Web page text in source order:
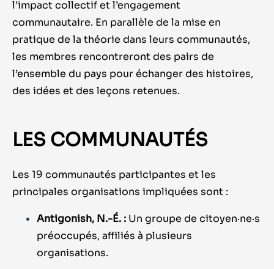
l’impact collectif et l’engagement
communautaire. En parallèle de la mise en
pratique de la théorie dans leurs communautés,
les membres rencontreront des pairs de
l’ensemble du pays pour échanger des histoires,
des idées et des leçons retenues.
LES COMMUNAUTÉS
Les 19 communautés participantes et les
principales organisations impliquées sont :
Antigonish, N.-É. : Un groupe de citoyen·ne·s
préoccupés, affiliés à plusieurs
organisations.